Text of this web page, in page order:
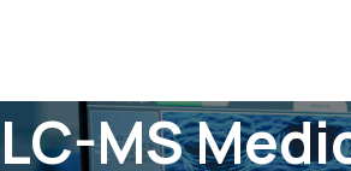
LC-MS